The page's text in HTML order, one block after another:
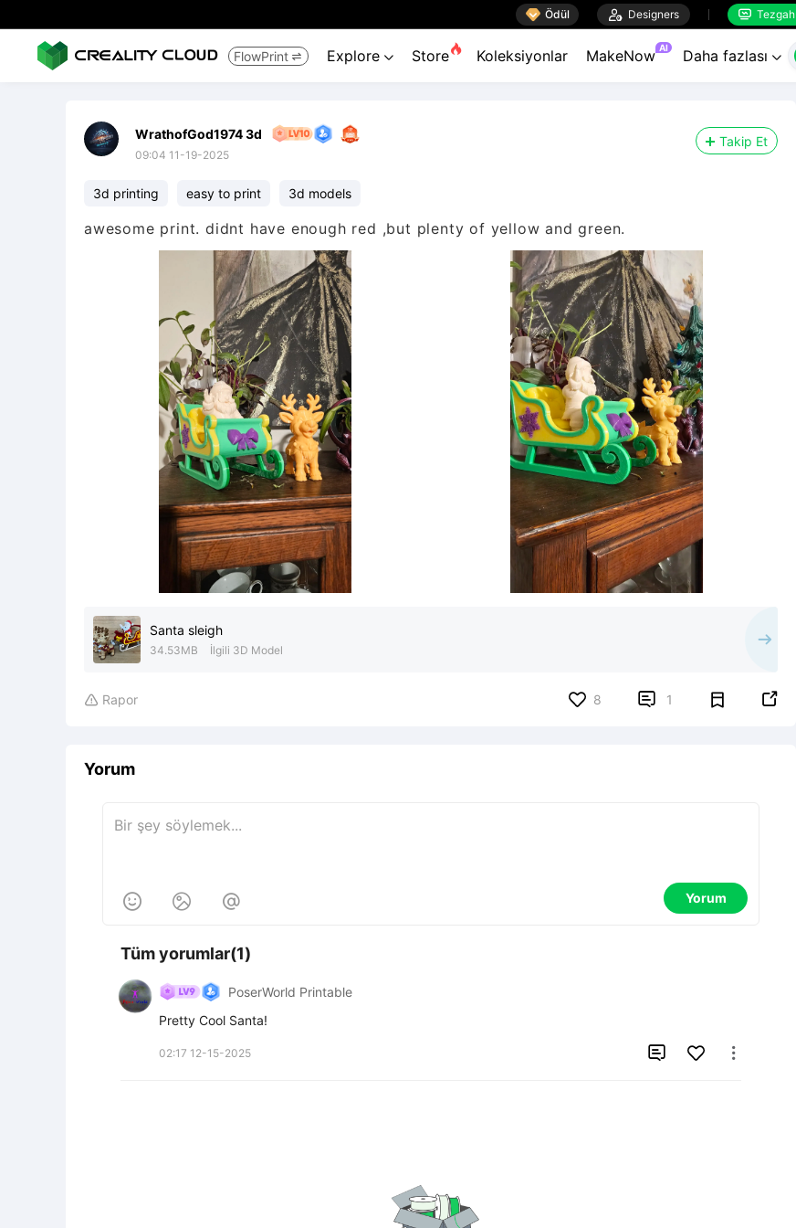
 Ödül  Designers  Tezgah
FlowPrint  Explore  Store Koleksiyonlar MakeNow AI Daha fazlası 
WrathofGod1974 3d
09:04 11-19-2025
Takip Et
3d printing easy to print 3d models
awesome print. didnt have enough red ,but plenty of yellow and green.
Santa sleigh
34.53MB İlgili 3D Model
 Rapor 8  1 
Yorum
   Yorum
Tüm yorumlar(1)
PoserWorld Printable
Pretty Cool Santa!
02:17 12-15-2025  